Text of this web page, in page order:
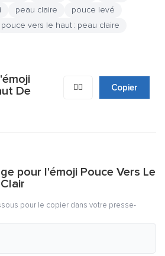
peau claire
pouce levé
pouce vers le haut : peau claire
De
👍🏻 Copier
pour l'émoji Pouce Vers Le
pour le copier dans votre presse-